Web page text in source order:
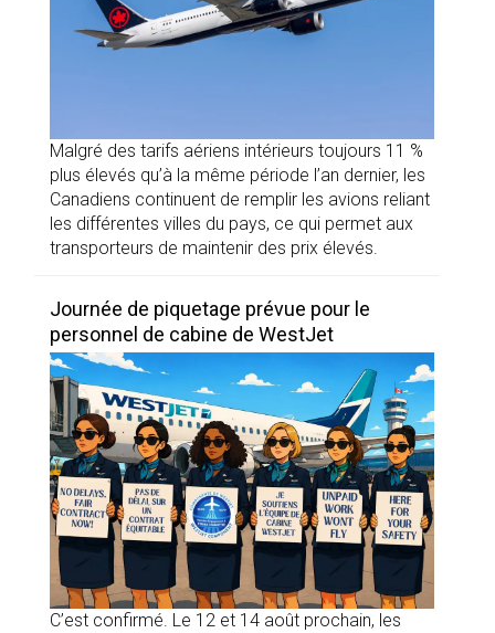
Malgré des tarifs aériens intérieurs toujours 11 %
plus élevés qu’à la même période l’an dernier, les
Canadiens continuent de remplir les avions reliant
les différentes villes du pays, ce qui permet aux
transporteurs de maintenir des prix élevés.
Journée de piquetage prévue pour le
personnel de cabine de WestJet
C’est confirmé. Le 12 et 14 août prochain, les